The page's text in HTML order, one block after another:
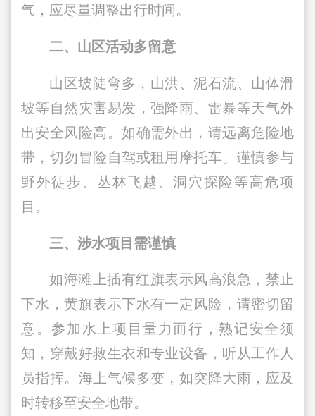
气，应尽量调整出行时间。
二、山区活动多留意
山区坡陡弯多，山洪、泥石流、山体滑
坡等自然灾害易发，强降雨、雷暴等天气外
出安全风险高。如确需外出，请远离危险地
带，切勿冒险自驾或租用摩托车。谨慎参与
野外徒步、丛林飞越、洞穴探险等高危项
目。
三、涉水项目需谨慎
如海滩上插有红旗表示风高浪急，禁止
下水，黄旗表示下水有一定风险，请密切留
意。参加水上项目量力而行，熟记安全须
知，穿戴好救生衣和专业设备，听从工作人
员指挥。海上气候多变，如突降大雨，应及
时转移至安全地带。